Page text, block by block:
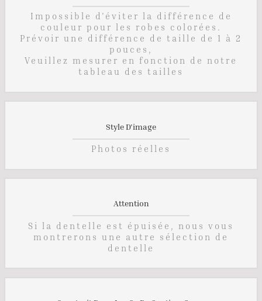
Impossible d'éviter la différence de
couleur pour les robes colorées.
Prévoir une différence de taille de 1 à 2
pouces,
Veuillez mesurer en fonction de notre
tableau des tailles
Style D'image
Photos réelles
Attention
Si la dentelle est épuisée, nous vous
montrerons une autre sélection de
dentelle